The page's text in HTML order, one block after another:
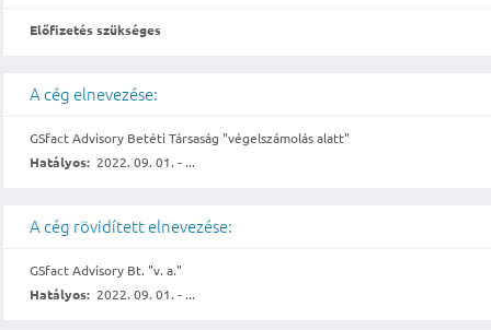
Előfizetés szükséges
A cég elnevezése:
GSfact Advisory Betéti Társaság "végelszámolás alatt"
Hatályos: 2022. 09. 01. - ...
A cég rövidített elnevezése:
GSfact Advisory Bt. "v. a."
Hatályos: 2022. 09. 01. - ...